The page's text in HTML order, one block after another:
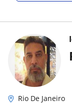
Rio De Janeiro